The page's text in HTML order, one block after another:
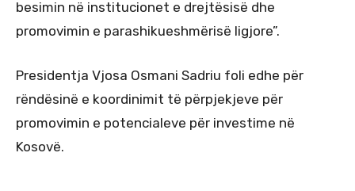
besimin në institucionet e drejtësisë dhe
promovimin e parashikueshmërisë ligjore”.
Presidentja Vjosa Osmani Sadriu foli edhe për
rëndësinë e koordinimit të përpjekjeve për
promovimin e potencialeve për investime në
Kosovë.